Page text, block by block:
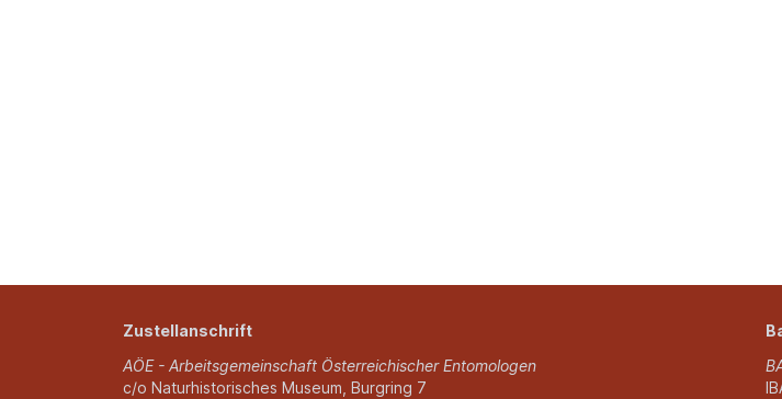
Zustellanschrift
AÖE - Arbeitsgemeinschaft Österreichischer Entomologen
c/o Naturhistorisches Museum, Burgring 7